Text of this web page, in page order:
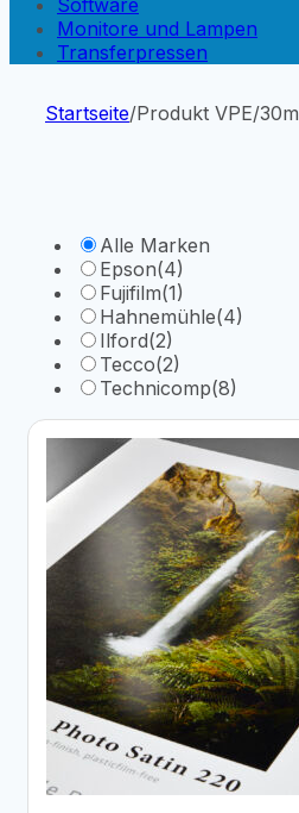
Software
Monitore und Lampen
Transferpressen
Startseite/Produkt VPE/30m
Alle Marken
Epson(4)
Fujifilm(1)
Hahnemühle(4)
Ilford(2)
Tecco(2)
Technicomp(8)